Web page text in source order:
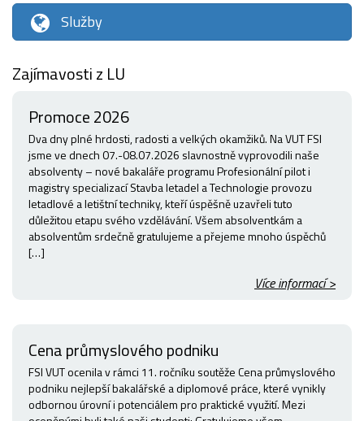
Služby
Zajímavosti z LU
Promoce 2026
Dva dny plné hrdosti, radosti a velkých okamžiků. Na VUT FSI
jsme ve dnech 07.-08.07.2026 slavnostně vyprovodili naše
absolventy – nové bakaláře programu Profesionální pilot i
magistry specializací Stavba letadel a Technologie provozu
letadlové a letištní techniky, kteří úspěšně uzavřeli tuto
důležitou etapu svého vzdělávání. Všem absolventkám a
absolventům srdečně gratulujeme a přejeme mnoho úspěchů
[…]
Více informací >
Cena průmyslového podniku
FSI VUT ocenila v rámci 11. ročníku soutěže Cena průmyslového
podniku nejlepší bakalářské a diplomové práce, které vynikly
odbornou úrovní i potenciálem pro praktické využití. Mezi